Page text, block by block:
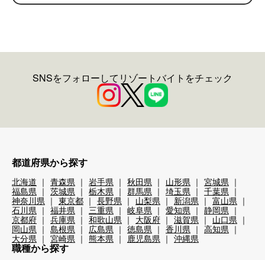
SNSをフォローしてリゾートバイトをチェック
都道府県から探す
北海道 青森県 岩手県 秋田県 山形県
宮城県
福島県
茨城県 栃木県 群馬県 埼玉県
千葉県
神奈川県
東京都 長野県 山梨県 新潟県
富山県
石川県
福井県 三重県 岐阜県 愛知県
静岡県
京都府
兵庫県 和歌山県 大阪府 滋賀県
山口県
岡山県
島根県 広島県 徳島県 香川県
高知県
大分県
宮崎県 熊本県 鹿児島県 沖縄県
職種から探す